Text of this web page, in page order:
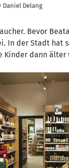
Daniel Delang
Bevor
In der Stadt
dann